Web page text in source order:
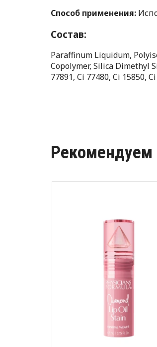
Способ применения:
Состав:
Paraffinum Liquidum,
Copolymer, Silica Dimethyl
77891, Ci 77480, Ci 15850,
Рекомендуем